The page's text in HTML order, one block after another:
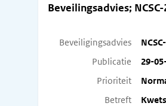
Beveilingsadvies;
Beveiligingsadvies
Publicatie
29-
Prioriteit
Betreft